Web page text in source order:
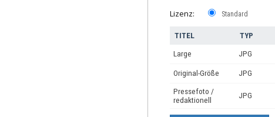
Lizenz: Standard
TITEL TYP
Large JPG
Original-Größe JPG
Pressefoto /
redaktionell
JPG